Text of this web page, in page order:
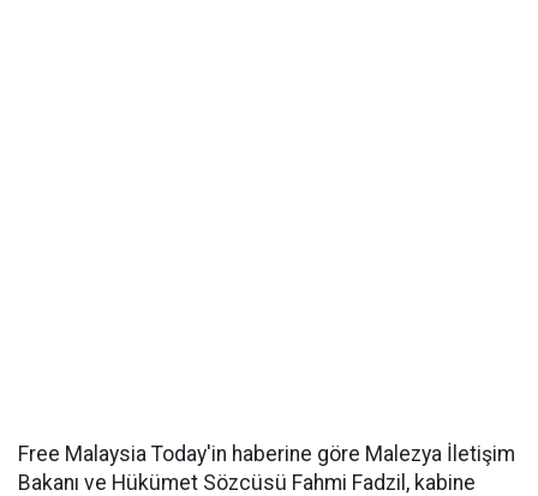
Free Malaysia Today'in haberine göre Malezya İletişim
Bakanı ve Hükümet Sözcüsü Fahmi Fadzil, kabine